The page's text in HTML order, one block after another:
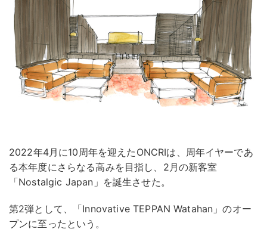
2022年4月に10周年を迎えたONCRIは、周年イヤーであ
る本年度にさらなる高みを目指し、2月の新客室
「Nostalgic Japan」を誕生させた。
第2弾として、「Innovative TEPPAN Watahan」のオー
プンに至ったという。